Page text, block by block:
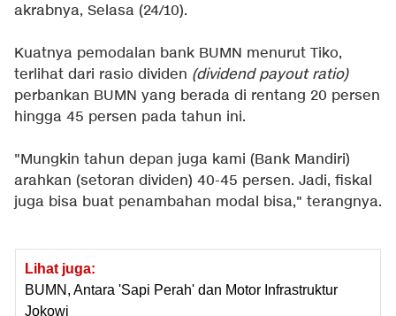
akrabnya, Selasa (24/10).
Kuatnya pemodalan bank BUMN menurut Tiko,
terlihat dari rasio dividen (dividend payout ratio)
perbankan BUMN yang berada di rentang 20 persen
hingga 45 persen pada tahun ini.
"Mungkin tahun depan juga kami (Bank Mandiri)
arahkan (setoran dividen) 40-45 persen. Jadi, fiskal
juga bisa buat penambahan modal bisa," terangnya.
Lihat juga:
BUMN, Antara 'Sapi Perah' dan Motor Infrastruktur
Jokowi